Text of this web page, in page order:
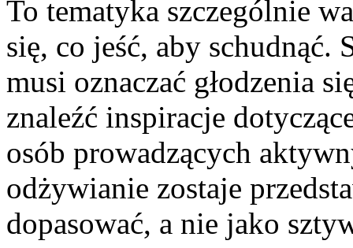
To tematyka szczególnie
się, co jeść, aby schudnąć.
musi oznaczać głodzenia
znaleźć inspiracje
osób prowadzących
odżywianie zostaje
dopasować, a nie jako